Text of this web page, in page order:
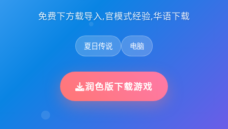
免费下方载导入,官模式经验,华语下载
夏日传说 电脑
润色版下载游戏